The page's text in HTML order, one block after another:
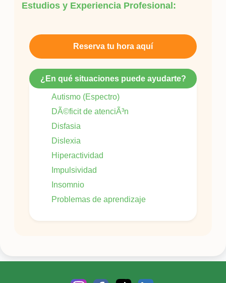
Estudios y Experiencia Profesional:
Reserva tu hora aquí
¿En qué situaciones puede ayudarte?
Autismo (Espectro)
DÃ©ficit de atenciÃ³n
Disfasia
Dislexia
Hiperactividad
Impulsividad
Insomnio
Problemas de aprendizaje